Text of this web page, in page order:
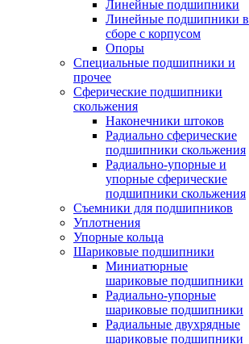
Линейные подшипники
Линейные подшипники в
сборе с корпусом
Опоры
Специальные подшипники и
прочее
Сферические подшипники
скольжения
Наконечники штоков
Радиально сферические
подшипники скольжения
Радиально-упорные и
упорные сферические
подшипники скольжения
Съемники для подшипников
Уплотнения
Упорные кольца
Шариковые подшипники
Миниатюрные
шариковые подшипники
Радиально-упорные
шариковые подшипники
Радиальные двухрядные
шариковые подшипники